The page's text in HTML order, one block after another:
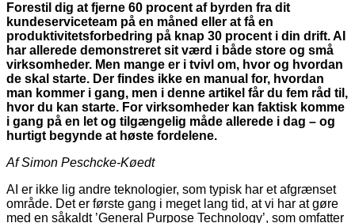
Forestil dig at fjerne 60 procent af byrden fra dit
kundeserviceteam på en måned eller at få en
produktivitetsforbedring på knap 30 procent i din drift. AI
har allerede demonstreret sit værd i både store og små
virksomheder. Men mange er i tvivl om, hvor og hvordan
de skal starte. Der findes ikke en manual for, hvordan
man kommer i gang, men i denne artikel får du fem råd til,
hvor du kan starte. For virksomheder kan faktisk komme
i gang på en let og tilgængelig måde allerede i dag – og
hurtigt begynde at høste fordelene.
Af Simon Peschcke-Køedt
AI er ikke lig andre teknologier, som typisk har et afgrænset
område. Det er første gang i meget lang tid, at vi har at gøre
med en såkaldt ’General Purpose Technology’, som omfatter